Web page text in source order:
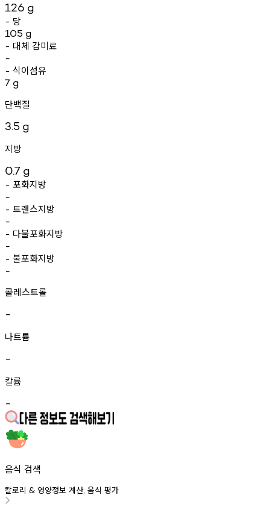
126 g
- 당
105 g
- 대체 감미료
-
- 식이섬유
7 g
단백질
3.5 g
지방
0.7 g
- 포화지방
-
- 트랜스지방
-
- 다불포화지방
-
- 불포화지방
-
콜레스트롤
-
나트륨
-
칼륨
-
음식 검색
칼로리 & 영양정보 계산, 음식 평가